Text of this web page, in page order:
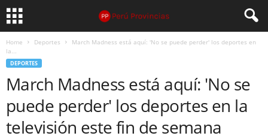
Home Deportes
March Madness está aquí: 'No se puede perder' los deportes en
la...
DEPORTES
March Madness está aquí: 'No se
puede perder' los deportes en la
televisión este fin de semana